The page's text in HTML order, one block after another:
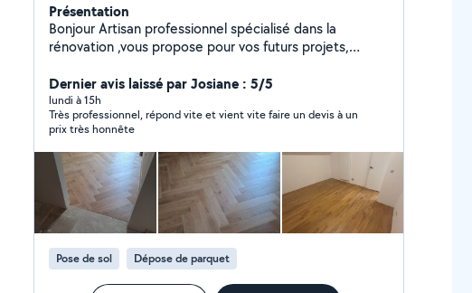
Présentation
Bonjour Artisan professionnel spécialisé dans la
rénovation ,vous propose pour vos futurs projets,
intérieur et extérieur ainsi que la tapisserie ( placo
platre/ lissage/ peinture) -salon -chambre -cuisine -
escalier -terrasse. -parquet Je me charge également
de la plomberie : installation/ création. - pose receveur
de douche -pose baignoire -pose parois de douche -
pose colonne de douche -pose wc suspendu -pose
sèche serviette -pose de meuble vasque -pose de clim
-plomberie/chauffage/dépannage - électricité générale
Je m'occupe de la rénovation complète de salle de
baim et la pose de cuisine . Mon objectif ais la
satisfaction du client. Service de qualité . A bientôt Mr
Dernier avis laissé par Josiane : 5/5
lundi à 15h
Très professionnel, répond vite et vient vite faire un devis à un
prix très honnête
Pose de sol Dépose de parquet